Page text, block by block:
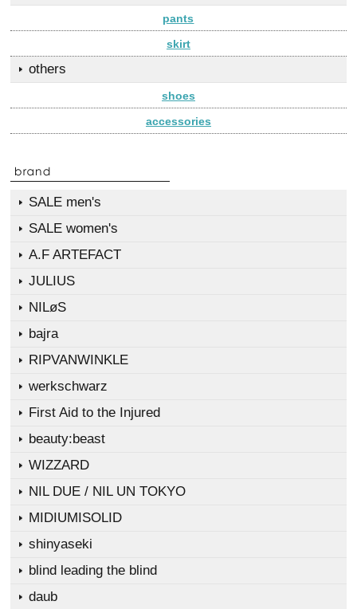
pants
skirt
others
shoes
accessories
SALE men's
SALE women's
A.F ARTEFACT
JULIUS
NILøS
bajra
RIPVANWINKLE
werkschwarz
First Aid to the Injured
beauty:beast
WIZZARD
NIL DUE / NIL UN TOKYO
MIDIUMISOLID
shinyaseki
blind leading the blind
daub